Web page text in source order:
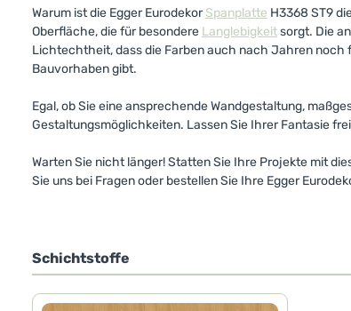
Warum ist die Egger EurodekorSpanplatte H3368 ST9
Oberfläche, die für besondere Langlebigkeitsorgt. Die
Lichtechtheit, dass die Farben auch nach Jahren noch
Bauvorhaben gibt.
Egal, ob Sie eine ansprechende Wandgestaltung,
Gestaltungsmöglichkeiten. Lassen Sie Ihrer Fantasie
Warten Sie nicht länger! Statten Sie Ihre Projekte mit
Sie uns bei Fragen oder bestellen Sie Ihre Egger
Schichtstoffe
Produktgalerie überspringen